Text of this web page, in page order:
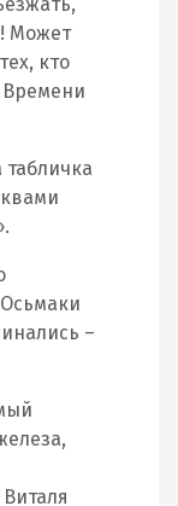
Может
кто
Времени
–